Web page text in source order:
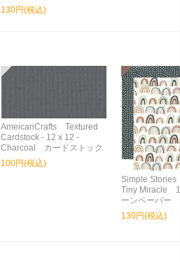
130円(税込)
AmeicanCrafts Textured
Cardstock - 12 x 12 -
Charcoal カードストック
100円(税込)
Simple
Tiny Miracle
ーンペーパー
130円(税込)